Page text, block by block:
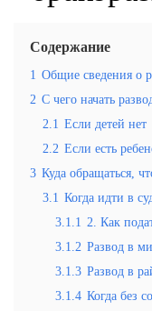
Содержание
1 Общие сведения о
2 С чего начать
2.1 Если детей нет
2.2 Если есть
3 Куда обращаться,
3.1 Когда идти в
3.1.1 2. Как
3.1.2 Развод в
3.1.3 Развод в
3.1.4 Когда без